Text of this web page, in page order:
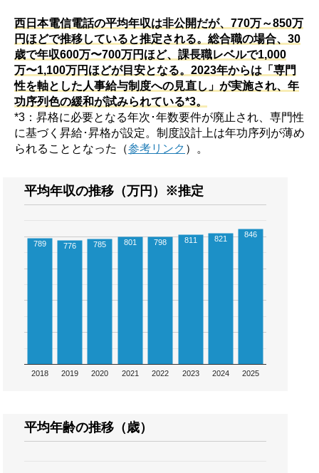
西日本電信電話の平均年収は非公開だが、770万～850万
円ほどで推移していると推定される。総合職の場合、30
歳で年収600万〜700万円ほど、課長職レベルで1,000
万〜1,100万円ほどが目安となる。2023年からは「専門
性を軸とした人事給与制度への見直し」が実施され、年
功序列色の緩和が試みられている*3。
*3：昇格に必要となる年次･年数要件が廃止され、専門性
に基づく昇給･昇格が設定。制度設計上は年功序列が薄め
られることとなった（参考リンク ）。
平均年収の推移（万円）※推定
2018 2019 2020 2021 2022 2023 2024 2025
789 776 785 801 798 811 821 846
平均年齢の推移（歳）